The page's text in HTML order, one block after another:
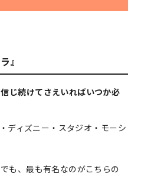
』
じ続けてさえいればいつか必
ディズニー・スタジオ・モーシ
も、最も有名なのがこちらの